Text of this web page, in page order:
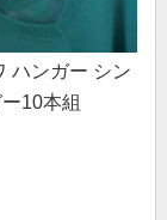
ハンガー シン
10本組